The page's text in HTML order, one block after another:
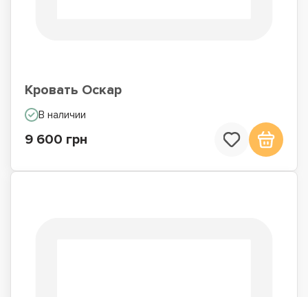
Кровать Оскар
В наличии
9 600 грн